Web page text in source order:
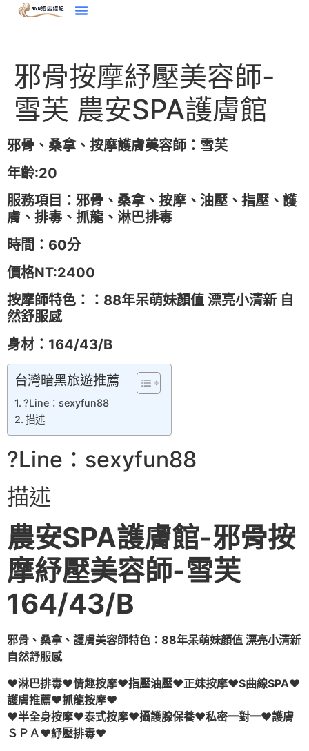
邪骨按摩紓壓美容師-
雪芙 農安SPA護膚館
邪骨、桑拿、按摩護膚美容師： 雪芙
年齡:20
服務項目：邪骨、桑拿、按摩、油壓、指壓、護
膚、排毒、抓龍、淋巴排毒
時間：60分
價格NT:2400
按摩師特色：： 88年呆萌妹顏值 漂亮小清新 自
然舒服感
身材： 164/43/B
台灣暗黑旅遊推薦
?Line：sexyfun88
描述
?Line：sexyfun88
描述
農安SPA護膚館-邪骨按
摩紓壓美容師-雪芙
164/43/B
邪骨、桑拿、護膚美容師特色：88年呆萌妹顏值 漂亮小清新
自然舒服感
♥淋巴排毒♥情趣按摩♥指壓油壓♥正妹按摩♥S曲線SPA♥
護膚推薦♥抓龍按摩♥
♥半全身按摩♥泰式按摩♥攝護腺保養♥私密一對一♥護膚
ＳＰＡ♥紓壓排毒♥